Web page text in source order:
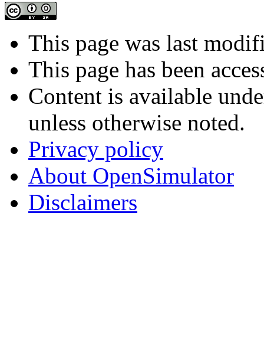
This page was last
This page has been
Content is available
unless otherwise noted.
Privacy policy
About OpenSimulator
Disclaimers